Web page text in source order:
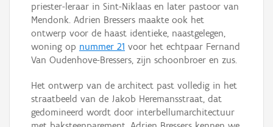
priester-leraar in Sint-Niklaas en later pastoor van
Mendonk. Adrien Bressers maakte ook het
ontwerp voor de haast identieke, naastgelegen,
woning op nummer 21 voor het echtpaar Fernand
Van Oudenhove-Bressers, zijn schoonbroer en zus.
Het ontwerp van de architect past volledig in het
straatbeeld van de Jakob Heremansstraat, dat
gedomineerd wordt door interbellumarchitectuur